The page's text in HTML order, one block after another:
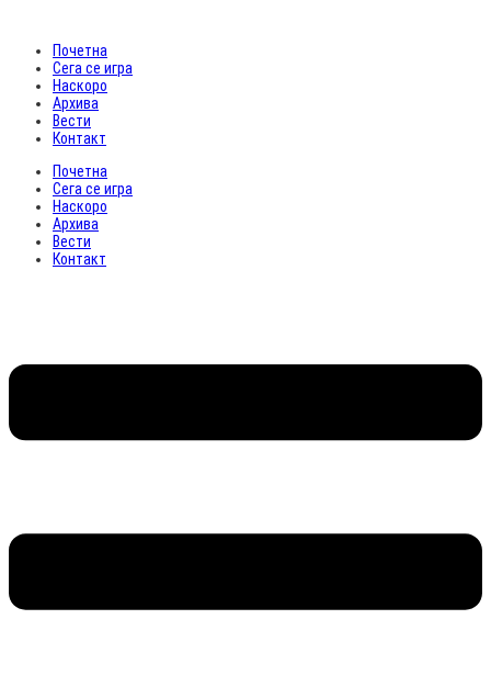
Почетна
Сега се игра
Наскоро
Архива
Вести
Контакт
Почетна
Сега се игра
Наскоро
Архива
Вести
Контакт